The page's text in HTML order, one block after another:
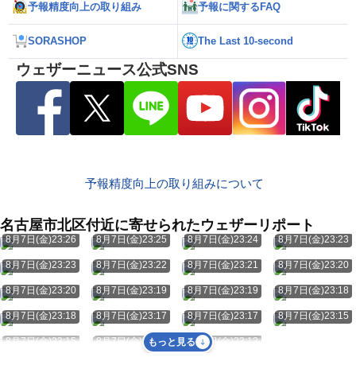
予報精度向上の取り組み 予報に関するFAQ
SORASHOP The Last 10-second
ウェザーニュース公式SNS
予報精度向上の取り組みについて
名古屋市北区付近に寄せられたウェザーリポート
8月7日(金)23:26 8月7日(金)23:25 8月7日(金)23:24 8月7日(金)23:23
8月7日(金)23:23 8月7日(金)23:22 8月7日(金)23:21 8月7日(金)23:20
8月7日(金)23:20 8月7日(金)23:19 8月7日(金)23:19 8月7日(金)23:18
8月7日(金)23:18 8月7日(金)23:17 8月7日(金)23:17 8月7日(金)23:15
8月7日(金)23:15 8月7日(金)23:13 8月7日(金)23:12
もっと見る